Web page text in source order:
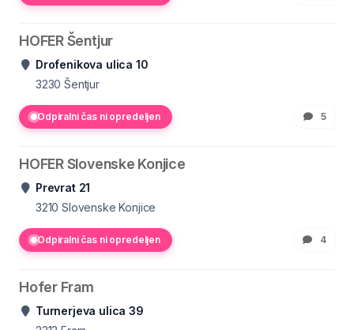
HOFER Šentjur
Drofenikova ulica 10
3230 Šentjur
Odpiralni čas ni opredeljen 5
HOFER Slovenske Konjice
Prevrat 21
3210 Slovenske Konjice
Odpiralni čas ni opredeljen 4
Hofer Fram
Turnerjeva ulica 39